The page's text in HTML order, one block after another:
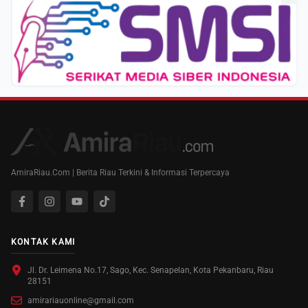
AmiraRiau.Com | Berita Riau Terkini & Informasi Terpercaya
KONTAK KAMI
Jl. Dr. Leimena No.17, Sago, Kec. Senapelan, Kota Pekanbaru, Riau
28151
amirariauonline@gmail.com